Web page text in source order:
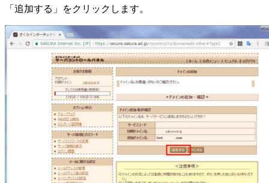
「追加する」をクリックします。